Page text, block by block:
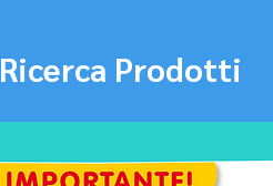
Ricerca Prodotti